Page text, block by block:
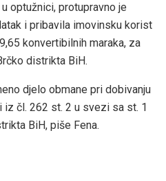
optužnici, protupravno je
i pribavila imovinsku korist
konvertibilnih maraka, za
distrikta BiH.
djelo obmane pri dobivanju
čl. 262 st. 2 u svezi sa st. 1
BiH, piše Fena.